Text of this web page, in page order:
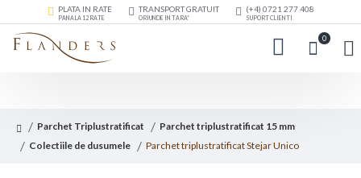
PLATA IN RATE
PANA LA 12 RATE
TRANSPORT GRATUIT
ORIUNDE IN TARA*
(+4) 0721 277 408
SUPORT CLIENTI
0
Parchet Triplustratificat
Parchet triplustratificat 15 mm
Colectiile de dusumele
Parchet triplustratificat Stejar Unico